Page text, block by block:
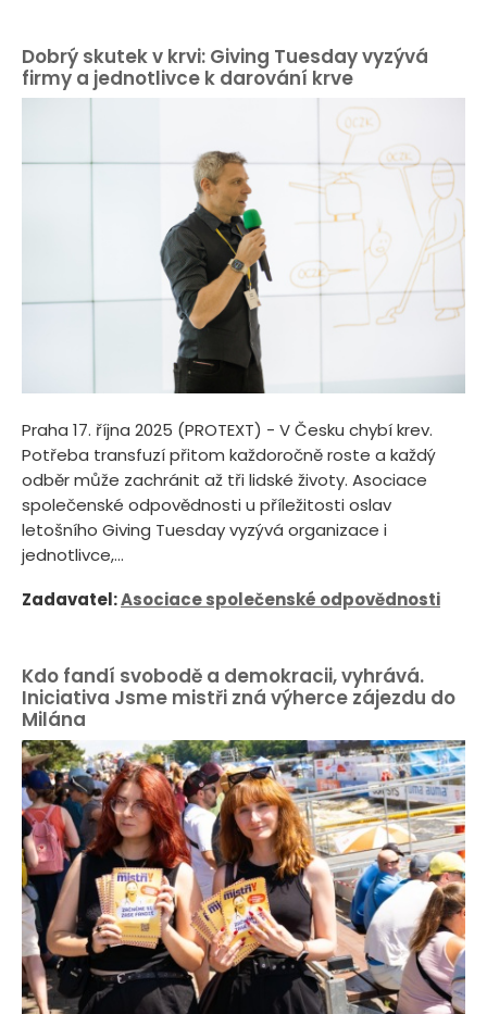
Dobrý skutek v krvi: Giving Tuesday vyzývá
firmy a jednotlivce k darování krve
Praha 17. října 2025 (PROTEXT) - V Česku chybí krev.
Potřeba transfuzí přitom každoročně roste a každý
odběr může zachránit až tři lidské životy. Asociace
společenské odpovědnosti u příležitosti oslav
letošního Giving Tuesday vyzývá organizace i
jednotlivce,...
Zadavatel:Asociace společenské odpovědnosti
Kdo fandí svobodě a demokracii, vyhrává.
Iniciativa Jsme mistři zná výherce zájezdu do
Milána